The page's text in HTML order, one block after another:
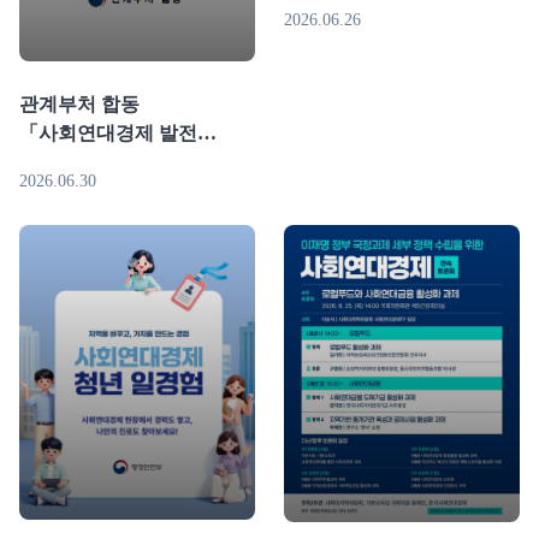
관계부처 합동
「사회연대경제 발전
2026.06.30
생태계 구축”
2026.06.26